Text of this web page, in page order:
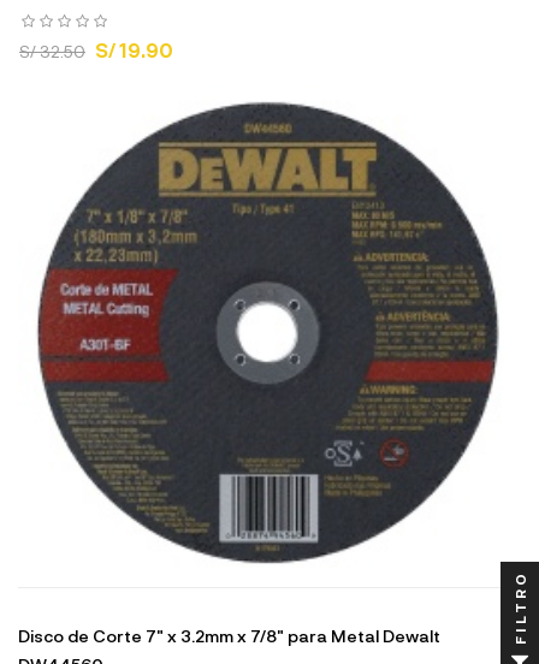
S/ 32.50 S/ 19.90
Disco de Corte 7" x 3.2mm x 7/8" para Metal Dewalt
FILTRO